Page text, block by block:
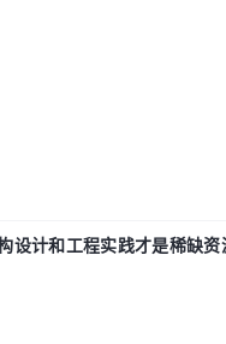
设计和工程实践才是稀缺资